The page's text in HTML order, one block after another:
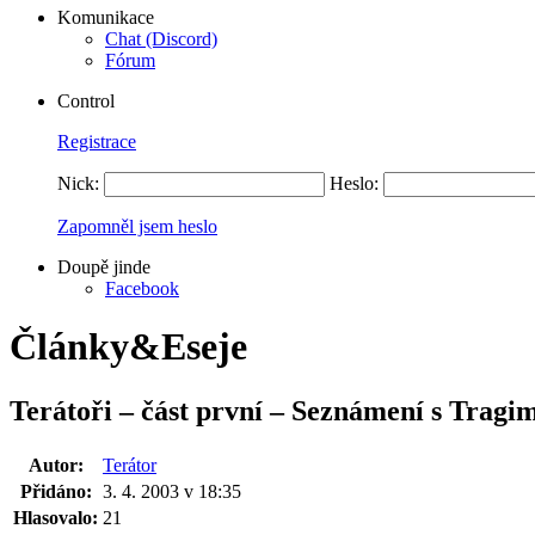
Komunikace
Chat (Discord)
Fórum
Control
Registrace
Nick: Heslo:
Zapomněl jsem heslo
Doupě jinde
Facebook
Články&Eseje
Terátoři – část první – Seznámení s
Autor:
Terátor
Přidáno: 3. 4. 2003 v 18:35
Hlasovalo: 21